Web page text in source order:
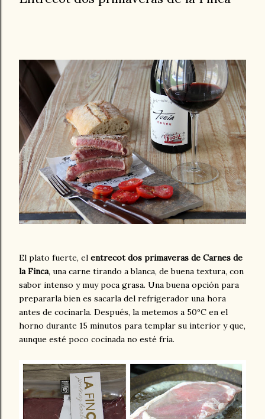
El plato fuerte, el entrecot dos primaveras de Carnes de
la Finca, una carne tirando a blanca, de buena textura, con
sabor intenso y muy poca grasa. Una buena opción para
prepararla bien es sacarla del refrigerador una hora
antes de cocinarla. Después, la metemos a 50ºC en el
horno durante 15 minutos para templar su interior y que,
aunque esté poco cocinada no esté fría.